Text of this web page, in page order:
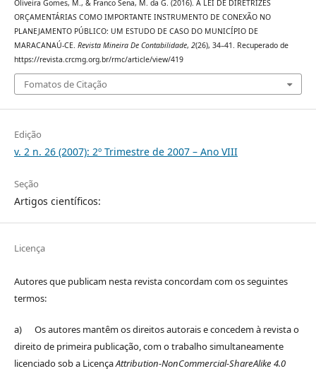
Oliveira Gomes, M., & Franco Sena, M. da G. (2016). A LEI DE DIRETRIZES
ORÇAMENTÁRIAS COMO IMPORTANTE INSTRUMENTO DE CONEXÃO NO
PLANEJAMENTO PÚBLICO: UM ESTUDO DE CASO DO MUNICÍPIO DE
MARACANAÚ-CE. Revista Mineira De Contabilidade, 2(26), 34–41. Recuperado de
https://revista.crcmg.org.br/rmc/article/view/419
Fomatos de Citação
Edição
v. 2 n. 26 (2007): 2º Trimestre de 2007 – Ano VIII
Seção
Artigos científicos:
Licença
Autores que publicam nesta revista concordam com os seguintes
termos:
a) Os autores mantêm os direitos autorais e concedem à revista o
direito de primeira publicação, com o trabalho simultaneamente
licenciado sob a LicençaAttribution-NonCommercial-ShareAlike 4.0